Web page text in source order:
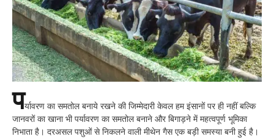
पर्यावरण का समतोल बनाये रखने की जिम्मेदारी केवल हम इंसानों पर ही नहीं बल्कि
जानवरों का खाना भी पर्यावरण का समतोल बनाने और बिगाड़ने में महत्वपूर्ण भूमिका
निभाता है। दरअसल पशुओं से निकलने वाली मीथेन गैस एक बड़ी समस्या बनी हुई है।